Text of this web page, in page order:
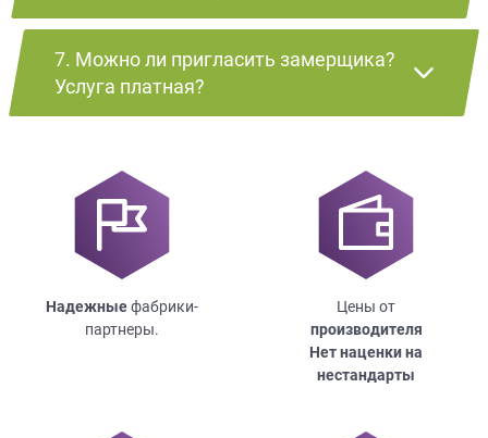
7. Можно ли пригласить замерщика?
Услуга платная?
Надежныефабрики-
партнеры.
Цены от
производителя
Нет наценки на
нестандарты